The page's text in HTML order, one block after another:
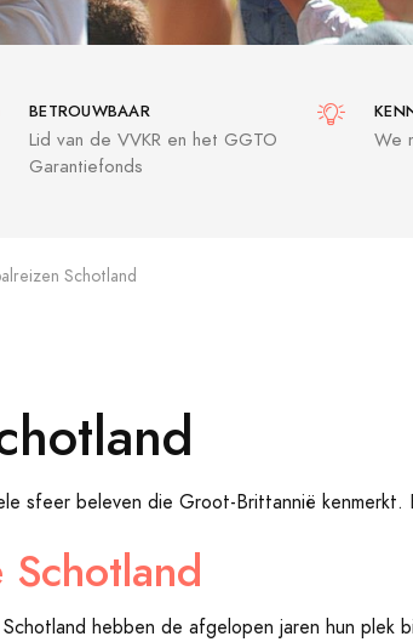
BETROUWBAAR
Lid van de VVKR en het GGTO
Garantiefonds
We
Schotland
sfeer beleven die Groot-Brittannië
hebben de afgelopen jaren hun plek